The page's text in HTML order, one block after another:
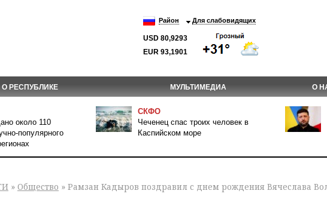
Район Для слабовидящих
USD 80,9293
EUR 93,1901
О РЕСПУБЛИКЕ МУЛЬТИМЕДИА О
около 110
популярного
СКФО
Чеченец спас троих человек в
Каспийском море
» Общество » Рамзан Кадыров поздравил с днем рождения Вячеслава